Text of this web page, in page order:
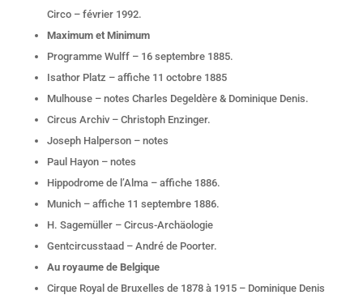
Circo – février 1992.
Maximum et Minimum
Programme Wulff – 16 septembre 1885.
Isathor Platz – affiche 11 octobre 1885
Mulhouse – notes Charles Degeldère & Dominique Denis.
Circus Archiv – Christoph Enzinger.
Joseph Halperson – notes
Paul Hayon – notes
Hippodrome de l’Alma – affiche 1886.
Munich – affiche 11 septembre 1886.
H. Sagemüller – Circus-Archäologie
Gentcircusstaad – André de Poorter.
Au royaume de Belgique
Cirque Royal de Bruxelles de 1878 à 1915 – Dominique Denis